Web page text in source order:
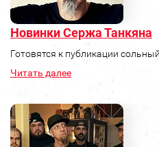
Новинки Сержа Танкяна
Готовятся к публикации
Читать далее